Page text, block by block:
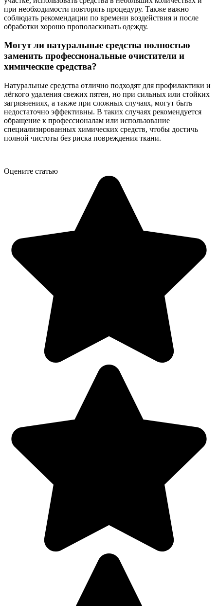
при необходимости повторять процедуру. Также важно
соблюдать рекомендации по времени воздействия и после
обработки хорошо прополаскивать одежду.
Могут ли натуральные средства полностью
заменить профессиональные очистители и
химические средства?
Натуральные средства отлично подходят для профилактики и
лёгкого удаления свежих пятен, но при сильных или стойких
загрязнениях, а также при сложных случаях, могут быть
недостаточно эффективны. В таких случаях рекомендуется
обращение к профессионалам или использование
специализированных химических средств, чтобы достичь
полной чистоты без риска повреждения ткани.
Оцените статью